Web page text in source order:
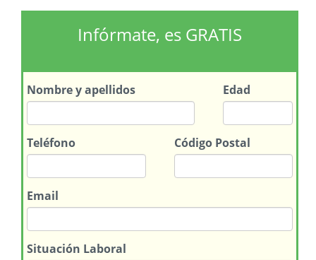
Infórmate, es GRATIS
Nombrey apellidos Edad
Teléfono Código Postal
Email
Situación Laboral